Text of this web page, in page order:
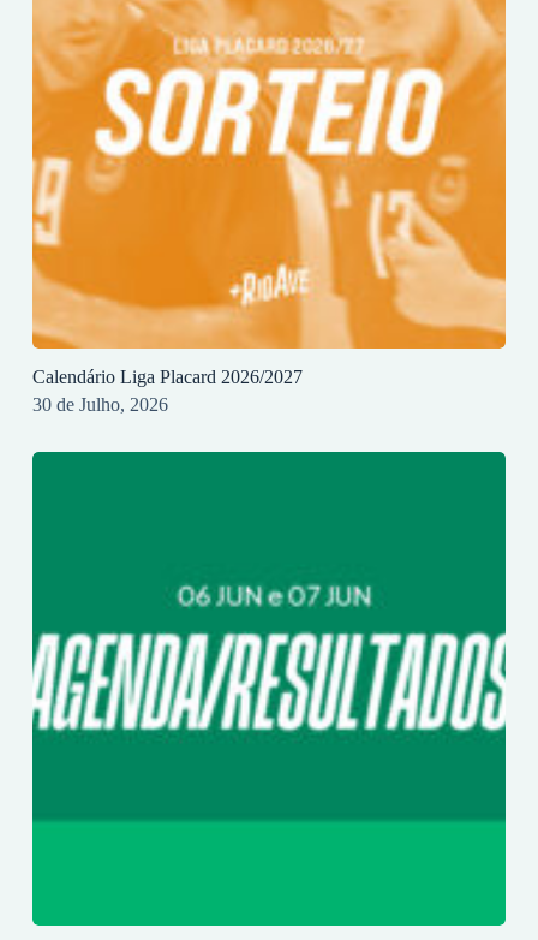
Calendário Liga Placard 2026/2027
30 de Julho, 2026